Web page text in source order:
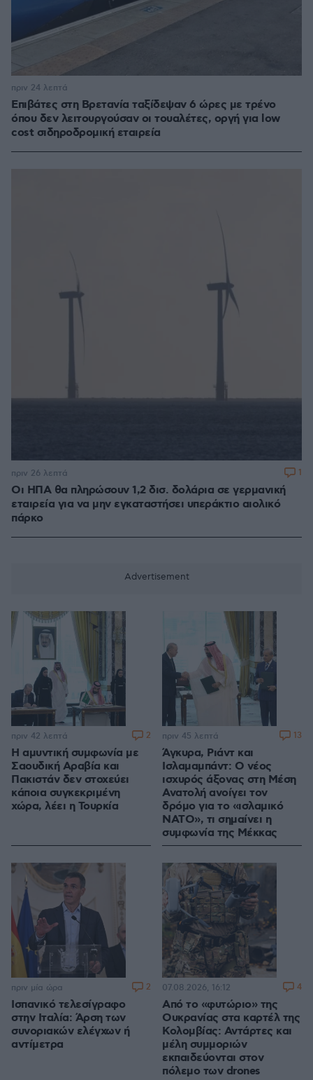
Επιβάτες στη Βρετανία ταξίδεψαν 6 ώρες με τρένο
όπου δεν λειτουργούσαν οι τουαλέτες, οργή για low
cost σιδηροδρομική εταιρεία
πριν 24 λεπτά
Οι ΗΠΑ θα πληρώσουν 1,2 δισ. δολάρια σε γερμανική
εταιρεία για να μην εγκαταστήσει υπεράκτιο αιολικό
πάρκο
πριν 26 λεπτά 1
Η αμυντική συμφωνία με
Σαουδική Αραβία και
Πακιστάν δεν στοχεύει
κάποια συγκεκριμένη
χώρα, λέει η Τουρκία
πριν 42 λεπτά 2
Άγκυρα, Ριάντ και
Ισλαμαμπάντ: Ο νέος
ισχυρός άξονας στη Μέση
Ανατολή ανοίγει τον
δρόμο για το «ισλαμικό
ΝΑΤΟ», τι σημαίνει η
συμφωνία της Μέκκας
πριν 45 λεπτά 13
Ισπανικό τελεσίγραφο
στην Ιταλία: Άρση των
συνοριακών ελέγχων ή
αντίμετρα
πριν μία ώρα 2
Από το «φυτώριο» της
Ουκρανίας στα καρτέλ της
Κολομβίας: Αντάρτες και
μέλη συμμοριών
εκπαιδεύονται στον
πόλεμο των drones
07.08.2026, 16:12 4